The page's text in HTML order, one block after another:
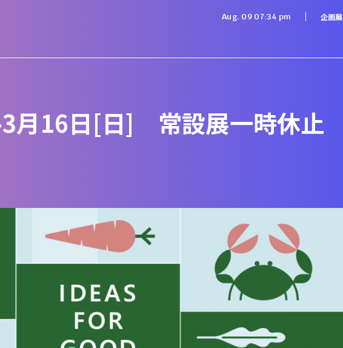
Aug. 09 07 34 pm 企画展
月16日[日] 常設展一時休止